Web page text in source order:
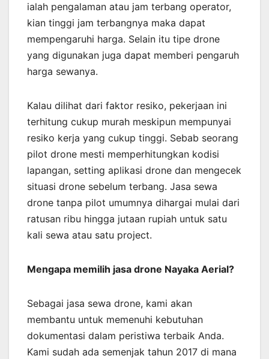
ialah pengalaman atau jam terbang operator,
kian tinggi jam terbangnya maka dapat
mempengaruhi harga. Selain itu tipe drone
yang digunakan juga dapat memberi pengaruh
harga sewanya.
Kalau dilihat dari faktor resiko, pekerjaan ini
terhitung cukup murah meskipun mempunyai
resiko kerja yang cukup tinggi. Sebab seorang
pilot drone mesti memperhitungkan kodisi
lapangan, setting aplikasi drone dan mengecek
situasi drone sebelum terbang. Jasa sewa
drone tanpa pilot umumnya dihargai mulai dari
ratusan ribu hingga jutaan rupiah untuk satu
kali sewa atau satu project.
Mengapa memilih jasa drone Nayaka Aerial?
Sebagai jasa sewa drone, kami akan
membantu untuk memenuhi kebutuhan
dokumentasi dalam peristiwa terbaik Anda.
Kami sudah ada semenjak tahun 2017 di mana